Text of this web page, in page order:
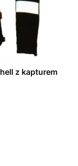
z kapturem